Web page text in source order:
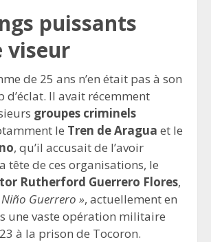
puissants
viseur
de 25 ans n’en était pas à son
d’éclat. Il avait récemment
groupes criminels
le Tren de Aragua et le
, qu’il accusait de l’avoir
tête de ces organisations, le
Rutherford Guerrero Flores,
Guerrero », actuellement en
une vaste opération militaire
à la prison de Tocoron.